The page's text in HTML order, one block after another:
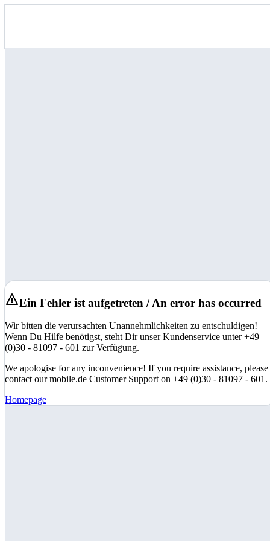
Ein Fehler ist aufgetreten / An error has occurred
Wir bitten die verursachten Unannehmlichkeiten zu entschuldigen!
Wenn Du Hilfe benötigst, steht Dir unser Kundenservice unter +49
(0)30 - 81097 - 601 zur Verfügung.
We apologise for any inconvenience! If you require assistance, please
contact our mobile.de Customer Support on +49 (0)30 - 81097 - 601.
Homepage